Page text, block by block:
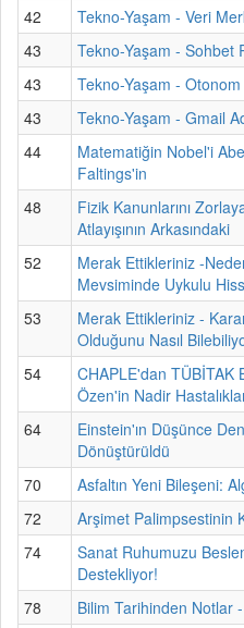
42
Tekno-Yaşam - Veri
43
Tekno-Yaşam - Sohbet
43
Tekno-Yaşam -
43
Tekno-Yaşam - Gmail
44
Matematiğin Nobel'i
Faltings'in
48
Fizik Kanunlarını
Atlayışının Arkasındaki
52
Merak Ettikleriniz -
Mevsiminde Uykulu
53
Merak Ettikleriniz -
Olduğunu Nasıl
54
CHAPLE'dan TÜBİTAK
Özen'in Nadir
64
Einstein'ın Düşünce
Dönüştürüldü
70
Asfaltın Yeni Bileşeni:
72
Arşimet Palimpsestinin
74
Sanat Ruhumuzu
Destekliyor!
78
Bilim Tarihinden Notlar